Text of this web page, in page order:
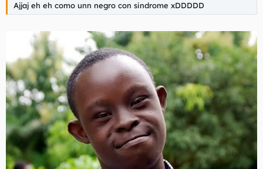
Ajjaj eh eh como unn negro con sindrome xDDDDD